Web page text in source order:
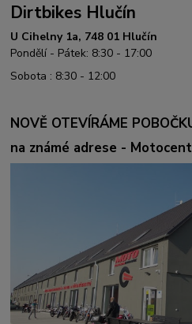
Dirtbikes Hlučín
U Cihelny 1a, 748 01 Hlučín
Pondělí - Pátek: 8:30 - 17:00
Sobota : 8:30 - 12:00
NOVĚ OTEVÍRÁME
na známé adrese -